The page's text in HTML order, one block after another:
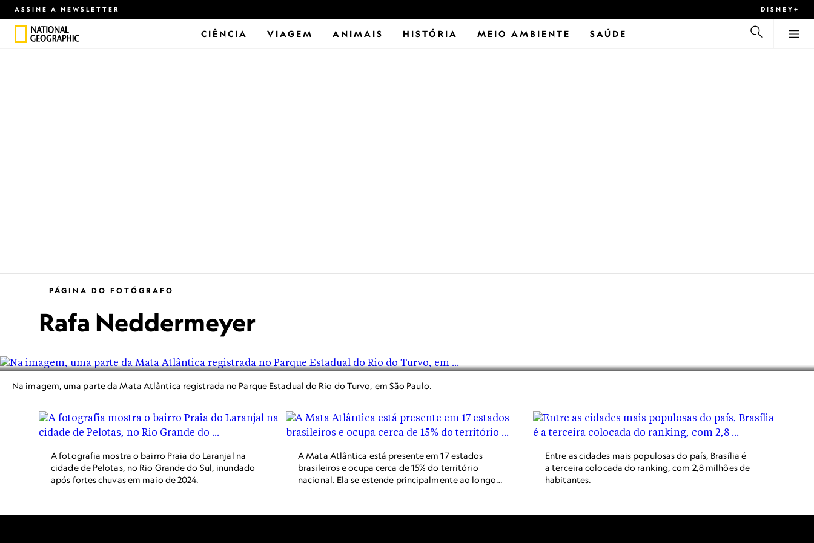
ASSINE A NEWSLETTER DISNEY+
CIÊNCIA VIAGEM ANIMAIS HISTÓRIA MEIO AMBIENTE SAÚDE
PÁGINA DO FOTÓGRAFO
Rafa Neddermeyer
Na imagem, uma parte da Mata Atlântica registrada no Parque Estadual do Rio do Turvo, em São Paulo.
A fotografia mostra o bairro Praia do Laranjal na
cidade de Pelotas, no Rio Grande do Sul, inundado
após fortes chuvas em maio de 2024.
A Mata Atlântica está presente em 17 estados
brasileiros e ocupa cerca de 15% do território
nacional. Ela se estende principalmente ao longo
Entre as cidades mais populosas do país, Brasília é
a terceira colocada do ranking, com 2,8 milhões de
habitantes.